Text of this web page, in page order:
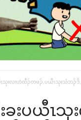
ၤသုးလၢဟဲထီၣ်တဖၣ်,ပယီၤသုးသံဘၣ်ဒိ,
းခးပယီၤ